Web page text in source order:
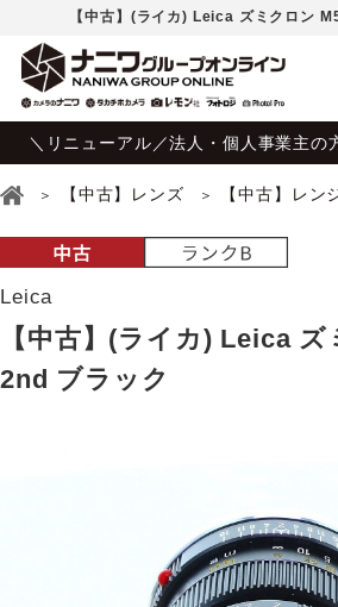
【中古】(ライカ) Leica ズミクロン
＼リニューアル／法人・個人事業主の
【中古】レンズ 【中古】レン
Leica
【中古】(ライカ) Leica
2nd ブラック